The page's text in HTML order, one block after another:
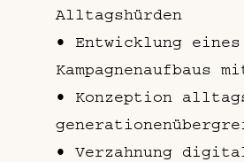
Alltagshürden
• Entwicklung
Kampagnenaufbaus
• Konzeption
• Verzahnung